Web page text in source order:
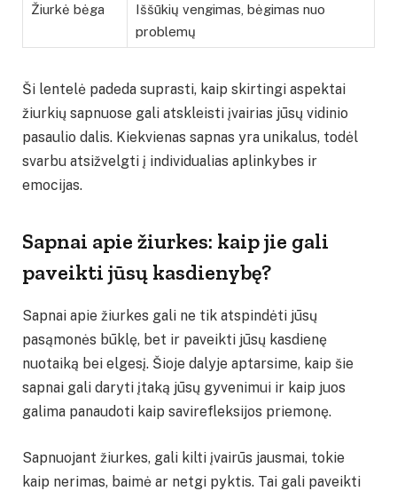
Žiurkė bėga
Iššūkių vengimas, bėgimas nuo
problemų
Ši lentelė padeda suprasti, kaip skirtingi aspektai
žiurkių sapnuose gali atskleisti įvairias jūsų vidinio
pasaulio dalis. Kiekvienas sapnas yra unikalus, todėl
svarbu atsižvelgti į individualias aplinkybes ir
emocijas.
Sapnai apie žiurkes: kaip jie gali
paveikti jūsų kasdienybę?
Sapnai apie žiurkes gali ne tik atspindėti jūsų
pasąmonės būklę, bet ir paveikti jūsų kasdienę
nuotaiką bei elgesį. Šioje dalyje aptarsime, kaip šie
sapnai gali daryti įtaką jūsų gyvenimui ir kaip juos
galima panaudoti kaip savirefleksijos priemonę.
Sapnuojant žiurkes, gali kilti įvairūs jausmai, tokie
kaip nerimas, baimė ar netgi pyktis. Tai gali paveikti